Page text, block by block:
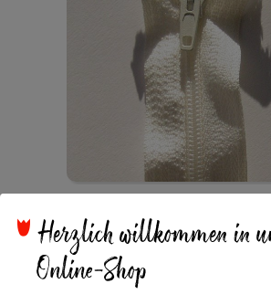
Herzlich willkommen in
Online-Shop
Zum
Anfang
der
Bildgalerie
springen
Reißverschluss